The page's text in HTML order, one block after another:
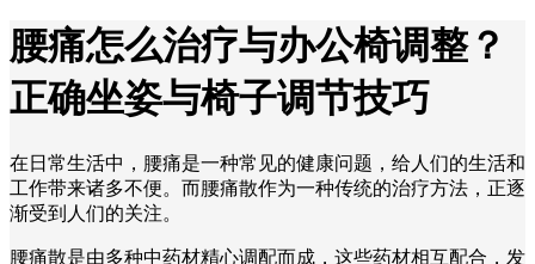
腰痛怎么治疗与办公椅调整？
正确坐姿与椅子调节技巧
在日常生活中，腰痛是一种常见的健康问题，给人们的生活和
工作带来诸多不便。而腰痛散作为一种传统的治疗方法，正逐
渐受到人们的关注。
腰痛散是由多种中药材精心调配而成，这些药材相互配合，发